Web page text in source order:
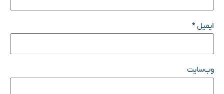
ایمیل*
وب‌سایت